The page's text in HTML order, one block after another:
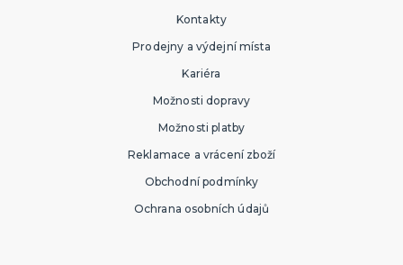
Kontakty
Prodejny a výdejní místa
Kariéra
Možnosti dopravy
Možnosti platby
Reklamace a vrácení zboží
Obchodní podmínky
Ochrana osobních údajů